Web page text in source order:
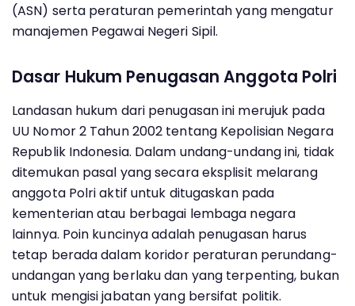
(ASN) serta peraturan pemerintah yang mengatur
manajemen Pegawai Negeri Sipil.
Dasar Hukum Penugasan Anggota Polri
Landasan hukum dari penugasan ini merujuk pada
UU Nomor 2 Tahun 2002 tentang Kepolisian Negara
Republik Indonesia. Dalam undang-undang ini, tidak
ditemukan pasal yang secara eksplisit melarang
anggota Polri aktif untuk ditugaskan pada
kementerian atau berbagai lembaga negara
lainnya. Poin kuncinya adalah penugasan harus
tetap berada dalam koridor peraturan perundang-
undangan yang berlaku dan yang terpenting, bukan
untuk mengisi jabatan yang bersifat politik.